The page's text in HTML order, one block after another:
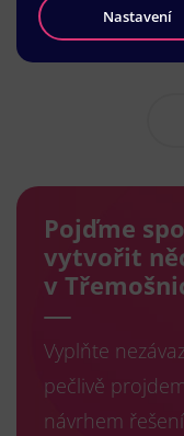
Pojďme
vytvořit
v
Vyplňte
pečlivě
návrhem
Nastavení